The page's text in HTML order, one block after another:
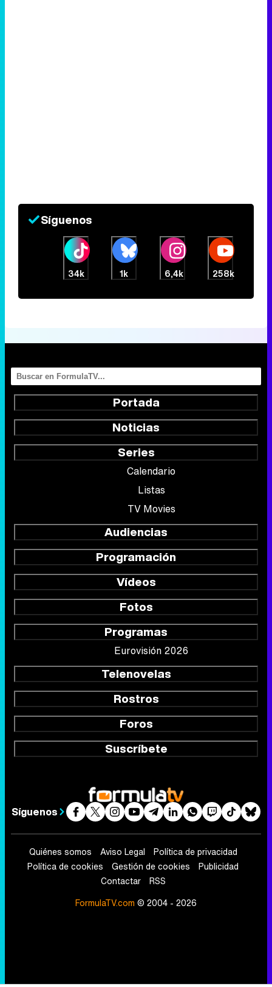
Síguenos
34k 1k 6,4k 258k
Portada
Noticias
Series
Calendario
Listas
TV Movies
Audiencias
Programación
Vídeos
Fotos
Programas
Eurovisión 2026
Telenovelas
Rostros
Foros
Suscríbete
Síguenos
Quiénes somos Aviso Legal
Política de privacidad
Política de cookies
Gestión de cookies
Publicidad
Contactar
RSS
FormulaTV.com © 2004 - 2026